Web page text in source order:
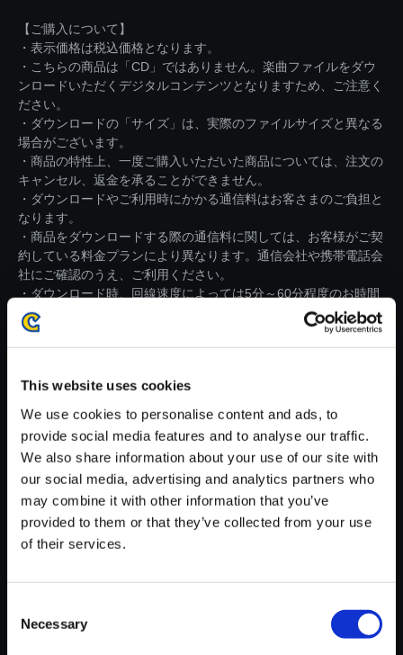
This website uses cookies
We use cookies to personalise content and ads, to
provide social media features and to analyse our traffic.
We also share information about your use of our site with
our social media, advertising and analytics partners who
may combine it with other information that you’ve
provided to them or that they’ve collected from your use
of their services.
Selection
Necessary
【ご購入について】
・表示価格は税込価格となります。
・こちらの商品は「CD」ではありません。楽曲ファイルをダウ
ンロードいただくデジタルコンテンツとなりますため、ご注意く
ださい。
・ダウンロードの「サイズ」は、実際のファイルサイズと異なる
場合がございます。
・商品の特性上、一度ご購入いただいた商品については、注文の
キャンセル、返金を承ることができません。
・ダウンロードやご利用時にかかる通信料はお客さまのご負担と
なります。
・商品をダウンロードする際の通信料に関しては、お客様がご契
約している料金プランにより異なります。通信会社や携帯電話会
社にご確認のうえ、ご利用ください。
・ダウンロード時、回線速度によっては5分～60分程度のお時間
がかかる場合がございます。
※ご購入いただいたファイルのダウンロードの際には、通信環境
が安定しているWifi環境でお試しください。
【単曲】Street Fighter 6 Origin
al Soundtrack E. Honda Style -
Mastery